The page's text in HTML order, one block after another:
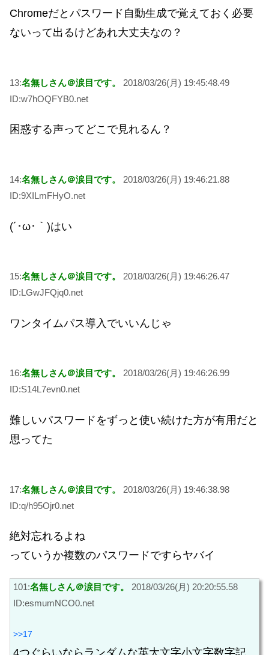
Chromeだとパスワード自動生成で覚えておく必要
ないって出るけどあれ大丈夫なの？
13:名無しさん＠涙目です。
2018/03/26(月) 19:45:48.49
ID:w7hOQFYB0.net
困惑する声ってどこで見れるん？
14:名無しさん＠涙目です。
2018/03/26(月) 19:46:21.88
ID:9XILmFHyO.net
(´･ω･｀)はい
15:名無しさん＠涙目です。
2018/03/26(月) 19:46:26.47
ID:LGwJFQjq0.net
ワンタイムパス導入でいいんじゃ
16:名無しさん＠涙目です。
2018/03/26(月) 19:46:26.99
ID:S14L7evn0.net
難しいパスワードをずっと使い続けた方が有用だと
思ってた
17:名無しさん＠涙目です。
2018/03/26(月) 19:46:38.98
ID:q/h95Ojr0.net
絶対忘れるよね
っていうか複数のパスワードですらヤバイ
101:名無しさん＠涙目です。
2018/03/26(月) 20:20:55.58
ID:esmumNCO0.net
>>17